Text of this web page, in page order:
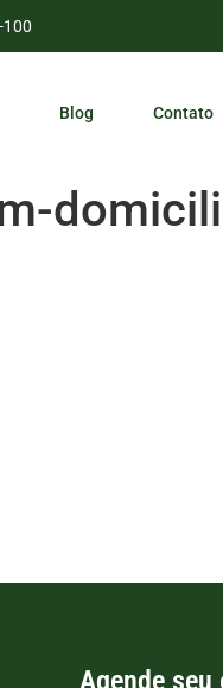
100
Blog Contato
Agende seu